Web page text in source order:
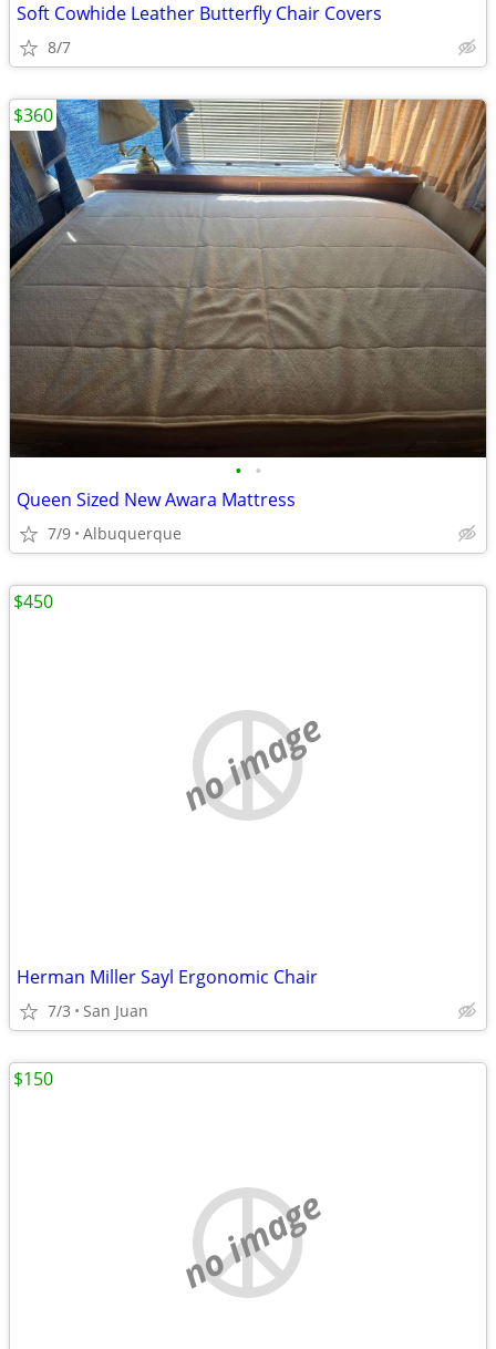
Soft Cowhide Leather Butterfly Chair Covers
8/7
• •
Queen Sized New Awara Mattress
7/9 Albuquerque
$360
no image
Herman Miller Sayl Ergonomic Chair
7/3 San Juan
$450
no image
$150